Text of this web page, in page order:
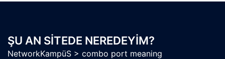
ŞU AN SITEDE NEREDEYIM?
NetworkKampüS > combo port meaning